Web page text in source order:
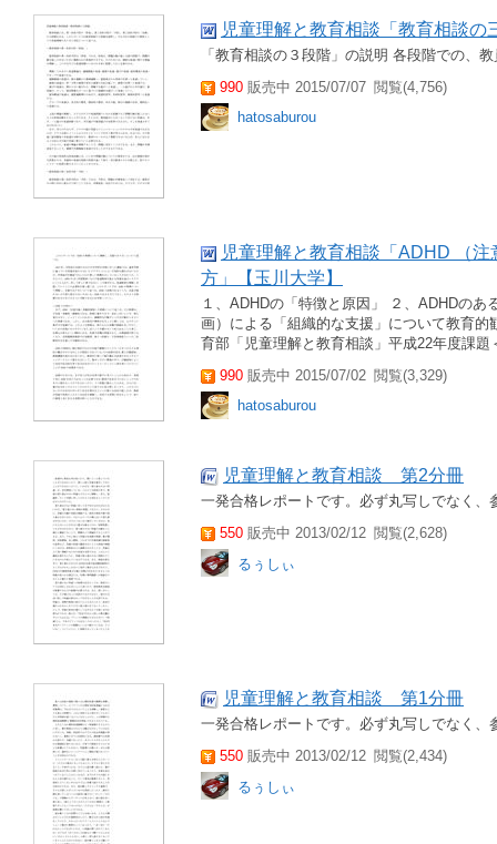
児童理解と教育相談「教育相談の
「教育相談の３段階」の説明 各段階での、
990 販売中 2015/07/07 閲覧(4,756)
hatosaburou
児童理解と教育相談「ADHD （
方」【玉川大学】
１、ADHDの「特徴と原因」 ２、ADHDの
画）による「組織的な支援」について教育
育部「児童理解と教育相談」平成22年度課題
990 販売中 2015/07/02 閲覧(3,329)
hatosaburou
児童理解と教育相談 第2分冊
一発合格レポートです。必ず丸写しでなく、
550 販売中 2013/02/12 閲覧(2,628)
るぅしぃ
児童理解と教育相談 第1分冊
一発合格レポートです。必ず丸写しでなく、
550 販売中 2013/02/12 閲覧(2,434)
るぅしぃ